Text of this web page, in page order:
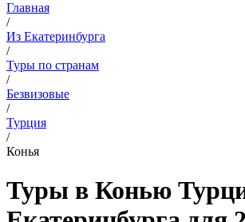
Главная
/
Из Екатеринбурга
/
Туры по странам
/
Безвизовые
/
Турция
/
Конья
Туры в Конью